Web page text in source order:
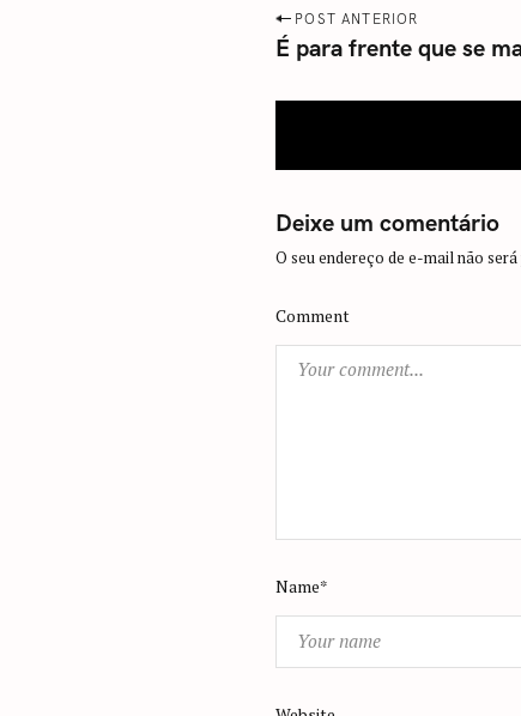
P
o
v
i
a
t
POST ANTERIOR
É para frente que se
Deixe um comentário
O seu endereço de e-mail não será
Comment
Name*